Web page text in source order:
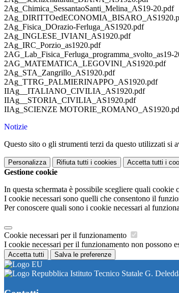
2Ag_Chimica_SessantaoSanti_Melina_AS19-20.pdf
2Ag_Fisica_DOrazio-Ferluga_AS1920.pdf
2Ag_INGLESE_IVIANI_AS1920.pdf
2Ag_IRC_Porzio_as1920.pdf
2AG_Lab_Fisica_Ferluga_programma_svolto_as19-
2AG_MATEMATICA_LEGOVINI_AS1920.pdf
2Ag_STA_Zangrillo_AS1920.pdf
2Ag_TTRG_PALMIERINAPPO_AS1920.pdf
IIAg__ITALIANO_CIVILIA_AS1920.pdf
IIAg__STORIA_CIVILIA_AS1920.pdf
IIAg_SCIENZE
Notizie
Questo sito o gli strumenti terzi da questo utilizzati si
Personalizza Rifiuta tutti i cookies Accetta tutti i
Gestione cookie
In questa schermata è possibile scegliere quali cookie
I cookie necessari sono quelli che consentono il
Per conoscere quali sono i cookie necessari al
Cookie necessari per il funzionamento
I cookie necessari per il funzionamento non possono
Accetta tutti Salva le preferenze
Istituto Tecnico Statale G.